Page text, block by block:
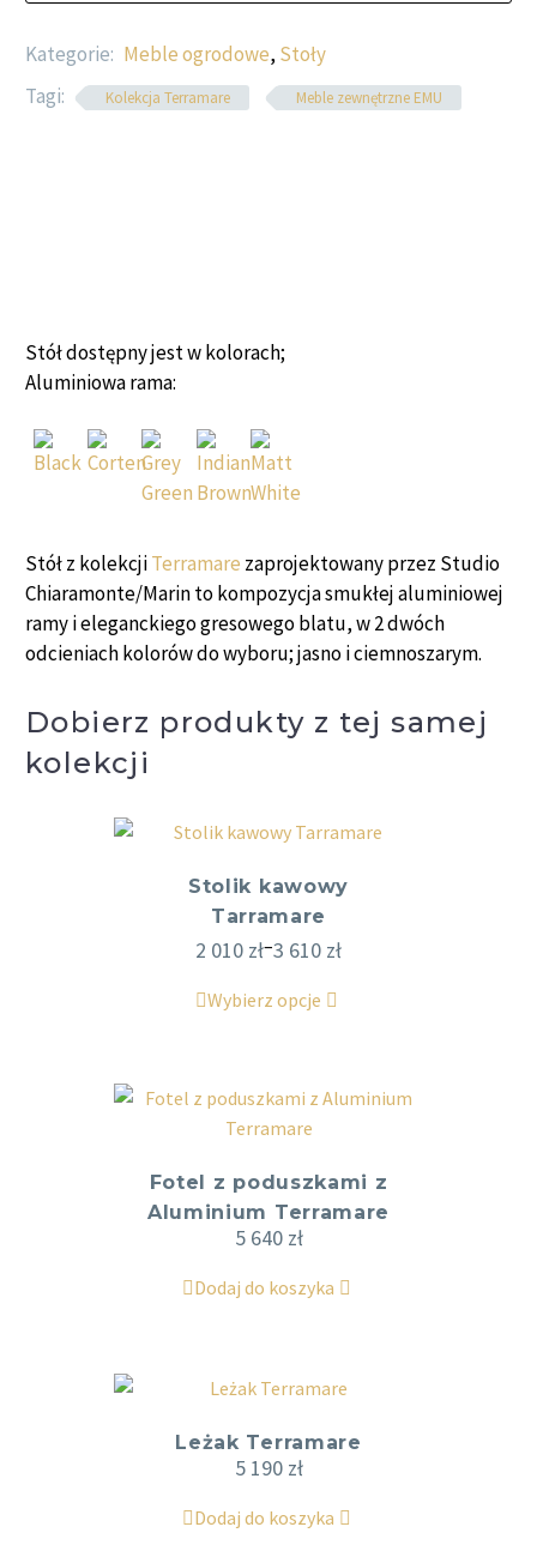
Kategorie: Meble ogrodowe, Stoły
Tagi:
Kolekcja Terramare Meble zewnętrzne EMU
Stół dostępny jest w kolorach;
Aluminiowa rama:
Stół z kolekcjiTerramare zaprojektowany przez Studio
Chiaramonte/Marin to kompozycja smukłej aluminiowej
ramy i eleganckiego gresowego blatu, w 2 dwóch
odcieniach kolorów do wyboru; jasno i ciemnoszarym.
Dobierz produkty z tej samej
kolekcji
Stolik kawowy
Tarramare
2 010 zł–3 610 zł
Wybierz opcje
Fotel z poduszkami z
Aluminium Terramare
5 640 zł
Dodaj do koszyka
Leżak Terramare
5 190 zł
Dodaj do koszyka